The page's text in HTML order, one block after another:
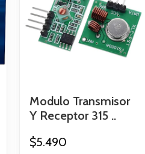
Modulo Transmisor
Y Receptor 315 ..
$5.490